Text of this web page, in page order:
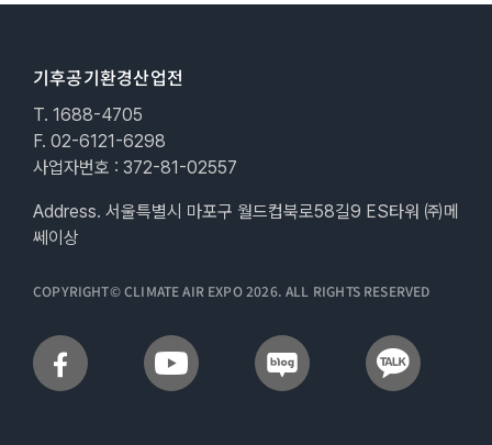
기후공기환경산업전
T. 1688-4705
F. 02-6121-6298
사업자번호 : 372-81-02557
Address. 서울특별시 마포구 월드컵북로58길9 ES타워 ㈜메
쎄이상
COPYRIGHT© CLIMATE AIR EXPO 2026. ALL RIGHTS RESERVED